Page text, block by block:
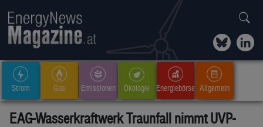
Strom Gas Emissionen Ökologie Energiebörse Allgemein
EAG-Wasserkraftwerk Traunfall nimmt UVP-